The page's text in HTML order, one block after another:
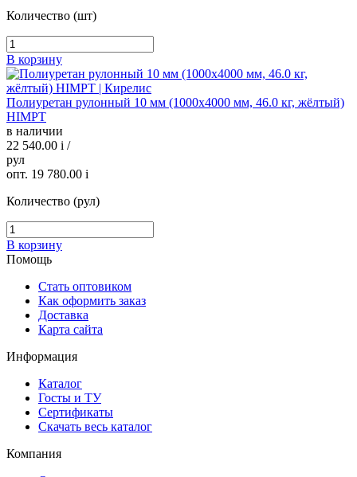
Количество (шт)
В корзину
Полиуретан рулонный 10 мм (1000х4000 мм, 46.0 кг, жёлтый)
HIMPT
в наличии
22 540.00 i /
рул
опт. 19 780.00 i
Количество (рул)
В корзину
Помощь
Стать оптовиком
Как оформить заказ
Доставка
Карта сайта
Информация
Каталог
Госты и ТУ
Сертификаты
Скачать весь каталог
Компания